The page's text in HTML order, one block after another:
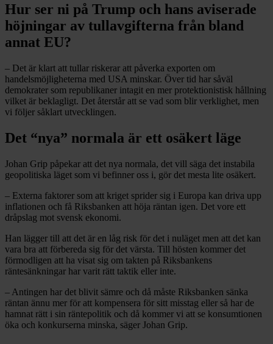
Hur ser ni på Trump och hans aviserade
höjningar av tullavgifterna från bland
annat EU?
– Det är klart att tullar riskerar att påverka exporten om
handelsmöjligheterna med USA minskar. Över tid har såväl
demokrater som republikaner intagit en mer protektionistisk hållning
vilket är beklagligt. Det återstår att se vad som blir verklighet, men
vi följer såklart utvecklingen.
Det “nya” normala är ett osäkert läge
Johan Grip påpekar att det nya normala, det vill säga det instabila
geopolitiska läget som vi befinner oss i, gör det mesta lite osäkert.
– Externa faktorer som att kriget sprider sig i Europa kan driva upp
inflationen och få Riksbanken att höja räntan igen. Det vore ett
dråpslag mot svensk ekonomi.
Han lägger till att det är en låg risk för det i nuläget men att det kan
vara bra att förbereda sig för det värsta. Till hösten kommer det
förmodligen att ha visat sig om takten på Riksbankens
räntesänkningar har varit rätt taktik eller inte.
– Antingen har det blivit sämre och då måste Riksbanken sänka
räntan ännu mer för att kompensera för sitt misstag eller så har de
hamnat rätt i sin räntepolitik och då kommer vi att se konsumtionen
öka och konkurserna minska, säger Johan Grip.